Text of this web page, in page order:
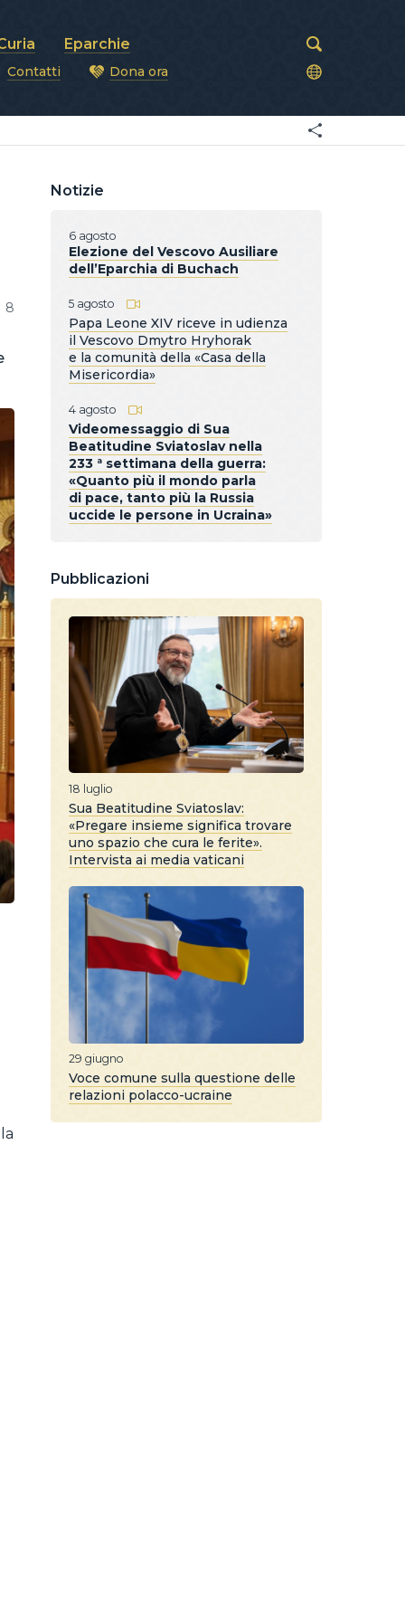
Eparchie
Contatti Dona ora
8
Notizie
6 agosto
Elezione del Vescovo Ausiliare
dell’Eparchia di Buchach
5 agosto
Papa Leone XIV riceve in udienza
il Vescovo Dmytro Hryhorak
e la comunità della «Casa della
Misericordia»
4 agosto
Videomessaggio di Sua
Beatitudine Sviatoslav nella
233 ª settimana della guerra:
«Quanto più il mondo parla
di pace, tanto più la Russia
uccide le persone in Ucraina»
Pubblicazioni
18 luglio
Sua Beatitudine Sviatoslav:
«Pregare insieme significa trovare
uno spazio che cura le ferite».
Intervista ai media vaticani
29 giugno
Voce comune sulla questione delle
relazioni polacco-ucraine